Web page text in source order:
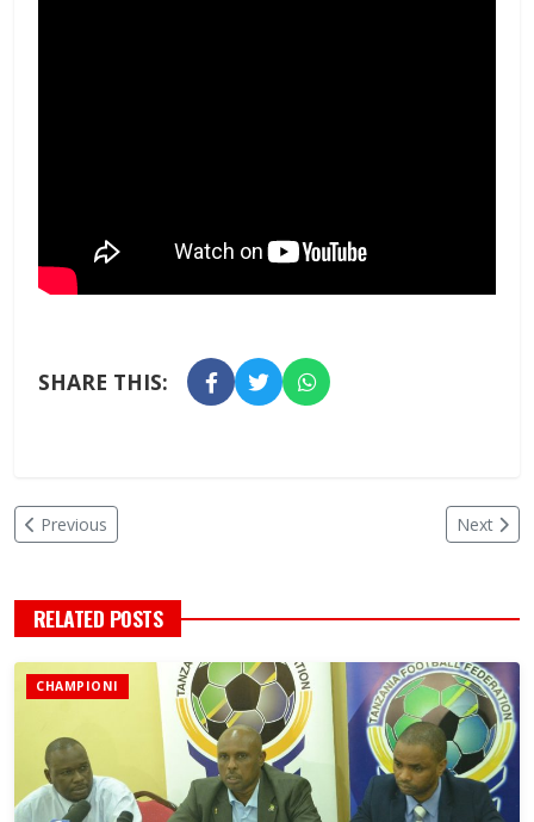
SHARE THIS:
Previous Next
RELATED POSTS
CHAMPIONI